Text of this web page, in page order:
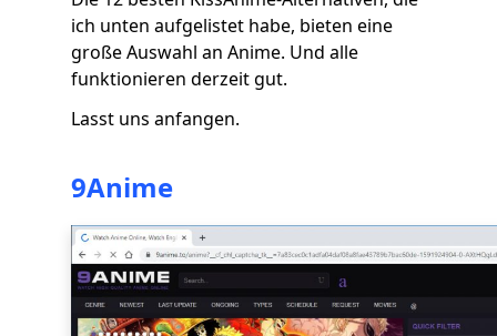
ich unten aufgelistet habe, bieten eine
große Auswahl an Anime. Und alle
funktionieren derzeit gut.
Lasst uns anfangen.
9Anime